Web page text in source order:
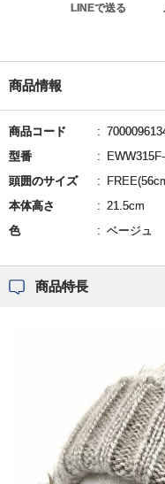
LINEで送る
商品情報
商品コード
型番
頭囲のサイズ
本体高さ
21.5cm
色
ベージュ
商品特長